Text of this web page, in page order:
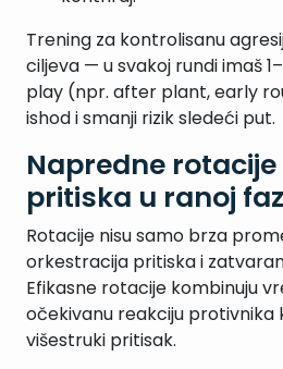
Trening za kontrolisanu
ciljeva — u svakoj rundi imaš
play (npr. after plant, early
ishod i smanji rizik sledeći put.
Napredne
pritiska u ranoj
Rotacije nisu samo brza
orkestracija pritiska i
Efikasne rotacije kombinuju
očekivanu reakciju protivnika
višestruki pritisak.